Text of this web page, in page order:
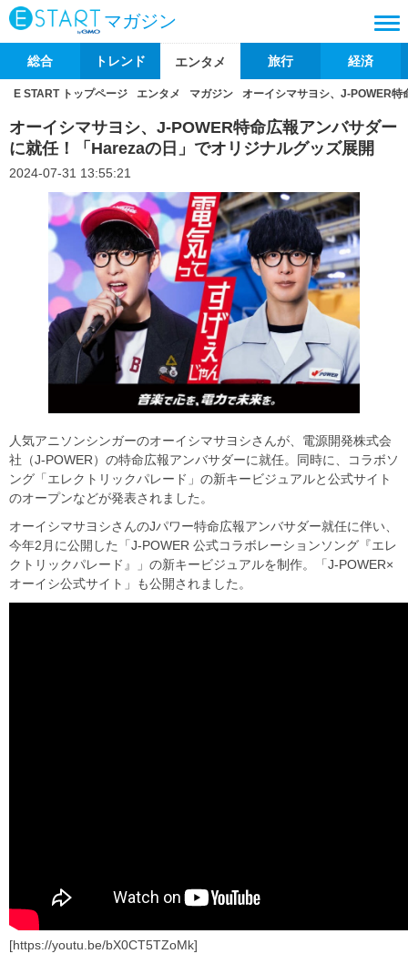
マガジン
総合 トレンド エンタメ 旅行 経済
E START トップページ エンタメ マガジン オーイシマサヨシ、J-POWER
オーイシマサヨシ、J-POWER特命広報アンバサダー
に就任！「Harezaの日」でオリジナルグッズ展開
2024-07-31 13:55:21
人気アニソンシンガーのオーイシマサヨシさんが、電源開発株式会
社（J-POWER）の特命広報アンバサダーに就任。同時に、コラボソ
ング「エレクトリックパレード」の新キービジュアルと公式サイト
のオープンなどが発表されました。
オーイシマサヨシさんのJパワー特命広報アンバサダー就任に伴い、
今年2月に公開した「J-POWER 公式コラボレーションソング『エレ
クトリックパレード』」の新キービジュアルを制作。「J-POWER×
オーイシ公式サイト」も公開されました。
[https://youtu.be/bX0CT5TZoMk]